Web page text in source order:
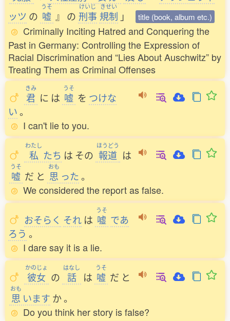
ッツ の
うそ
嘘 』 の
けいじ
刑事
きせい
規制 」 title (book, album etc.)
Criminally Inciting Hatred and Conquering the
Past in Germany: Controlling the Expression of
Racial Discrimination and “Lies About Auschwitz” by
Treating Them as Criminal Offenses
きみ
君 に は
うそ
嘘 を つけな
い。
I can't lie to you.
わたし
私 たち は その
ほうどう
報道 は
うそ
嘘 だ と
おも
思 った。
We considered the report as false.
おそらく それ は
うそ
嘘 であ
ろう 。
I dare say it is a lie.
かのじょ
彼女 の
はなし
話 は
うそ
嘘 だ と
おも
思 います か。
Do you think her story is false?